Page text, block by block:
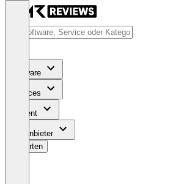
Software
Services
Content
Für Anbieter
Bewerten